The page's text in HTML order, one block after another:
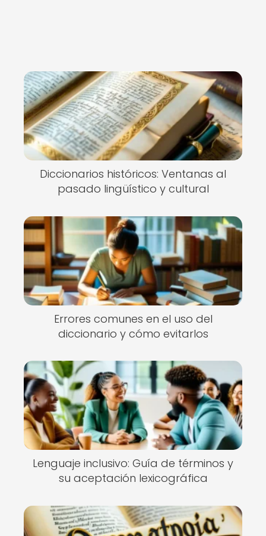
Diccionarios históricos: Ventanas al
pasado lingüístico y cultural
Errores comunes en el uso del
diccionario y cómo evitarlos
Lenguaje inclusivo: Guía de términos y
su aceptación lexicográfica